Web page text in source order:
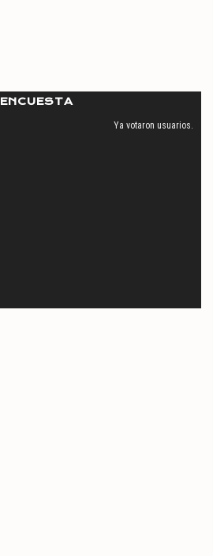
ENCUESTA
Ya votaron usuarios.